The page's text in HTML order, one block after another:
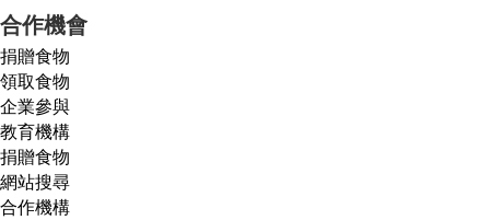
合作機會
捐贈食物
領取食物
企業參與
教育機構
捐贈食物
網站搜尋
合作機構